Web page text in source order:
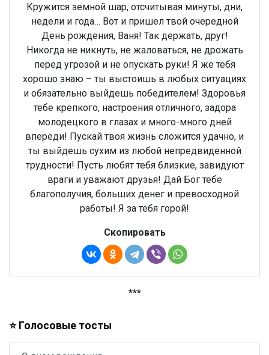
Кружится земной шар, отсчитывая минуты, дни,
недели и года… Вот и пришел твой очередной
День рождения, Ваня! Так держать, друг!
Никогда не никнуть, не жаловаться, не дрожать
перед угрозой и не опускать руки! Я же тебя
хорошо знаю – ты выстоишь в любых ситуациях
и обязательно выйдешь победителем! Здоровья
тебе крепкого, настроения отличного, задора
молодецкого в глазах и много-много дней
впереди! Пускай твоя жизнь сложится удачно, и
ты выйдешь сухим из любой непредвиденной
трудности! Пусть любят тебя близкие, завидуют
враги и уважают друзья! Дай Бог тебе
благополучия, больших денег и превосходной
работы! Я за тебя горой!
Скопировать
***
⭐ Голосовые тосты